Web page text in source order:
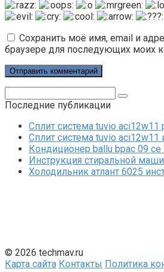
Сохранить моё имя, email и
браузере для последующих моих
Последние публикации
Сплит система tuvio
Сплит система tuvio aci12w11
Кондиционер ballu bpac 09 ce
Инструкция стиральной
Холодильник атлант 6025
© 2026 techmav.ru
Карта сайта Контакты Политика